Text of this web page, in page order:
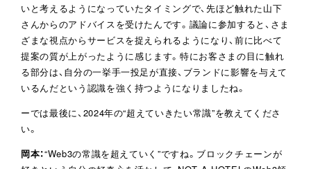
いと考えるようになっていたタイミングで、先ほど触れた山下
さんからのアドバイスを受けたんです。議論に参加すると、さま
ざまな視点からサービスを捉えられるようになり、前に比べて
提案の質が上がったように感じます。特にお客さまの目に触れ
る部分は、自分の一挙手一投足が直接、ブランドに影響を与えて
いるんだという認識を強く持つようになりましたね。
ーでは最後に、2024年の“超えていきたい常識”を教えてくださ
い。
岡本：“Web3の常識を超えていく”ですね。ブロックチェーンが